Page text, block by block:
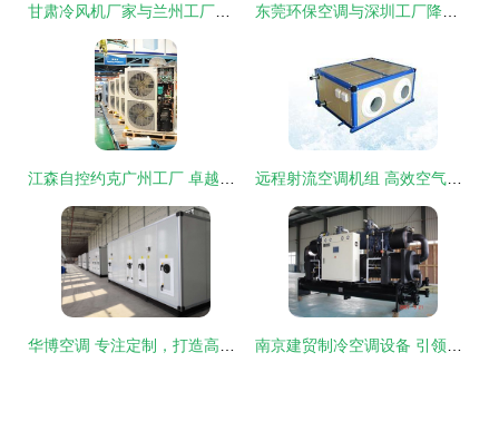
甘肃冷风机厂家与兰州工厂降温设备 水帘空调安装、批发与制造全解析 东莞环保空调与深圳工厂降温设备 市场概览与采购指南
江森自控约克广州工厂 卓越智造工厂是怎样炼成的？ 远程射流空调机组 高效空气调节解决方案与市场选购指南
华博空调 专注定制，打造高效节能的空调通风设备源头制造商 南京建贸制冷空调设备 引领行业创新，打造高效节能的空调设备制造专家